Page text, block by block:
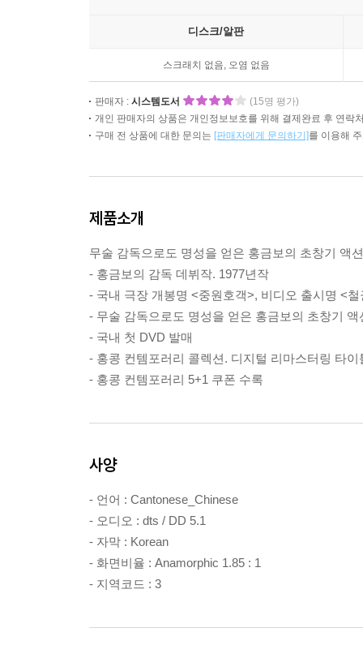
디스크/알판
스크래치 없음, 오염 없음
판매자 : 시스템도서
(15명 평가)
개인 판매자의 상품은 개인정보보호를 위해 결제완료 후 연락
구매 전 상품에 대한 문의는 [판매자에게 문의하기]를 이용해
제품소개
무술 감독으로도 명성을 얻은 홍금보의 초창기 액
- 홍금보의 감독 데뷔작. 1977년작
- 국내 극장 개봉명 <중원호객>, 비디오 출시명 <
- 무술 감독으로도 명성을 얻은 홍금보의 초창기
- 국내 첫 DVD 발매
- 홍콩 컨템포러리 콜렉션. 디지털 리마스터링 타이
- 홍콩 컨템포러리 5+1 쿠폰 수록
사양
- 언어 : Cantonese_Chinese
- 오디오 : dts / DD 5.1
- 자막 : Korean
- 화면비율 : Anamorphic 1.85 : 1
- 지역코드 : 3